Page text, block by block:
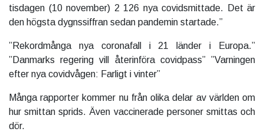
tisdagen (10 november) 2 126 nya covidsmittade. Det är
den högsta dygnssiffran sedan pandemin startade.”
”Rekordmånga nya coronafall i 21 länder i Europa.”
”Danmarks regering vill återinföra covidpass” ”Varningen
efter nya covidvågen: Farligt i vinter”
Många rapporter kommer nu från olika delar av världen om
hur smittan sprids. Även vaccinerade personer smittas och
dör.